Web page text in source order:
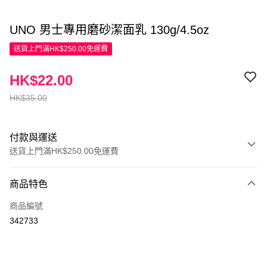
UNO 男士專用磨砂潔面乳 130g/4.5oz
送貨上門滿HK$250.00免運費
HK$35.00
HK$22.00
付款與運送
送貨上門滿HK$250.00免運費
信用卡
Apple Pay
商品特色
商品編號
342733